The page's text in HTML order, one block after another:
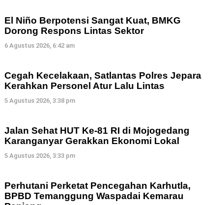
El Niño Berpotensi Sangat Kuat, BMKG
Dorong Respons Lintas Sektor
6 Agustus 2026, 6:42 am
Cegah Kecelakaan, Satlantas Polres Jepara
Kerahkan Personel Atur Lalu Lintas
5 Agustus 2026, 3:38 pm
Jalan Sehat HUT Ke-81 RI di Mojogedang
Karanganyar Gerakkan Ekonomi Lokal
5 Agustus 2026, 3:33 pm
Perhutani Perketat Pencegahan Karhutla,
BPBD Temanggung Waspadai Kemarau